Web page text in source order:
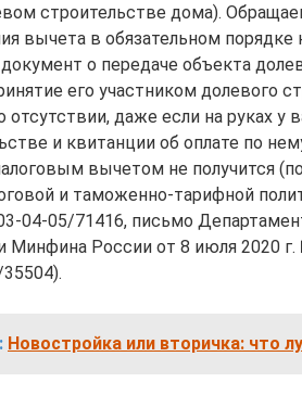
строительстве дома).
вычета в обязательном
о передаче объекта
его участником долевого
даже если на руках у
и квитанции об оплате по
вычетом не получится
и таможенно-тарифной
04-05/71416, письмо
Минфина России от 8 июля 2020
Новостройка или вторичка: что